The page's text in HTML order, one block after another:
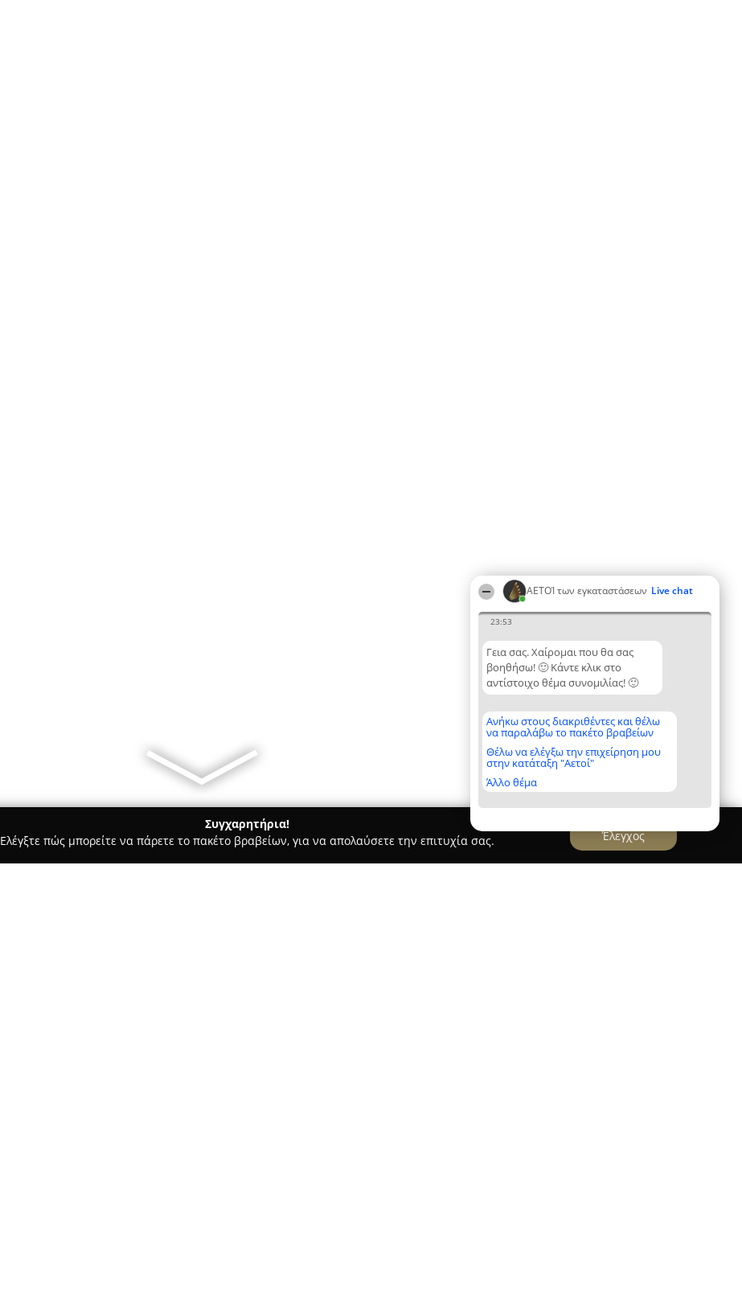
ΑΕΤΟΊ των εγκαταστάσεων Live chat
23:53
Γεια σας. Χαίρομαι που θα σας
βοηθήσω! 🙂 Κάντε κλικ στο
αντίστοιχο θέμα συνομιλίας! 🙂
Ανήκω στους διακριθέντες και θέλω
να παραλάβω το πακέτο βραβείων
Θέλω να ελέγξω την επιχείρηση μου
στην κατάταξη "Αετοί"
Άλλο θέμα
Συγχαρητήρια!
Ελέγξτε πώς μπορείτε να πάρετε το πακέτο βραβείων, για να απολαύσετε την επιτυχία σας.
Έλεγχος